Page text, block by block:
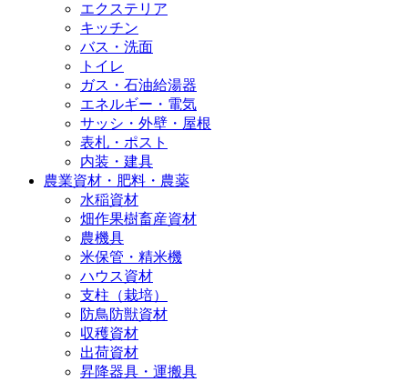
エクステリア
キッチン
バス・洗面
トイレ
ガス・石油給湯器
エネルギー・電気
サッシ・外壁・屋根
表札・ポスト
内装・建具
農業資材・肥料・農薬
水稲資材
畑作果樹畜産資材
農機具
米保管・精米機
ハウス資材
支柱（栽培）
防鳥防獣資材
収穫資材
出荷資材
昇降器具・運搬具